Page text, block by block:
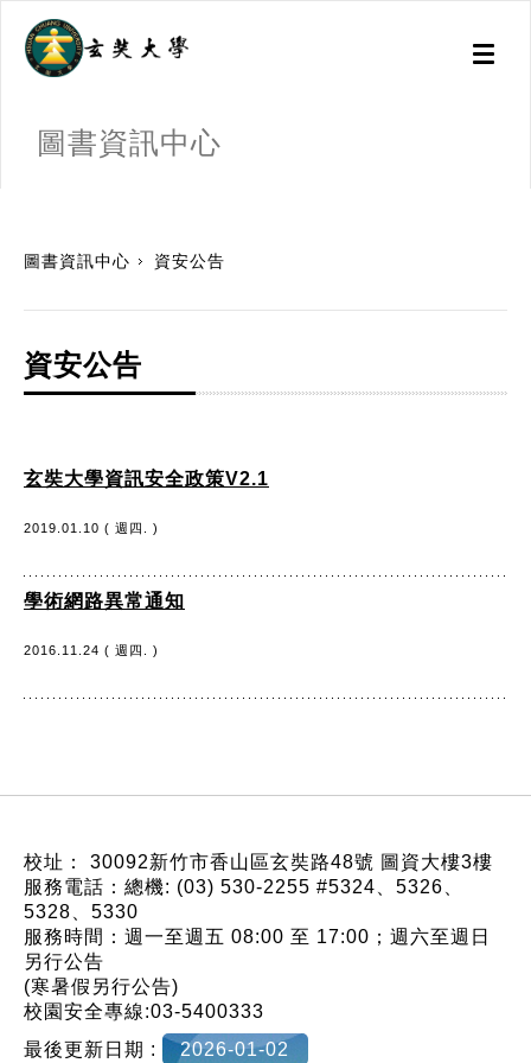
Toggle
圖書資訊中心
圖書資訊中心 資安公告
資安公告
玄奘大學資訊安全政策V2.1
2019.01.10 ( 週四. )
學術網路異常通知
2016.11.24 ( 週四. )
校址： 30092新竹市香山區玄奘路48號 圖資大樓3樓
服務電話：總機: (03) 530-2255 #5324、5326、
5328、5330
服務時間：週一至週五 08:00 至 17:00；週六至週日
另行公告
(寒暑假另行公告)
校園安全專線:03-5400333
最後更新日期 :
2026-01-02